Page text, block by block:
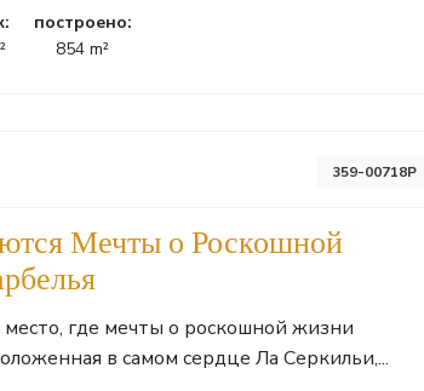
построено:
854 m²
359-00718P
Мечты о Роскошной
где мечты о роскошной жизни
в самом сердце Ла Серкильи,...